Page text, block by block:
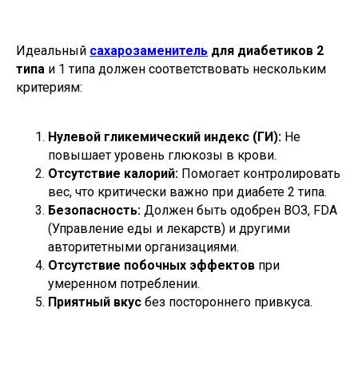
Идеальный сахарозаменитель для диабетиков 2
типа и 1 типа должен соответствовать нескольким
критериям:
Нулевой гликемический индекс (ГИ): Не
повышает уровень глюкозы в крови.
Отсутствие калорий: Помогает контролировать
вес, что критически важно при диабете 2 типа.
Безопасность: Должен быть одобрен ВОЗ, FDA
(Управление еды и лекарств) и другими
авторитетными организациями.
Отсутствие побочных эффектов при
умеренном потреблении.
Приятный вкус без постороннего привкуса.